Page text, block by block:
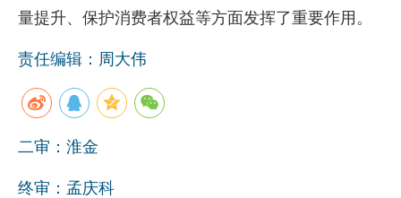
量提升、保护消费者权益等方面发挥了重要作用。
责任编辑：周大伟
二审：淮金
终审：孟庆科